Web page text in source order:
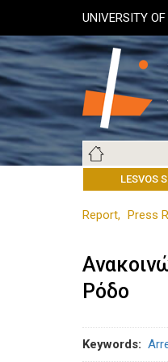
main
content
UNIVERSITY
Main
navigation
LESVOS
Report Press
Ρόδο
Keywords